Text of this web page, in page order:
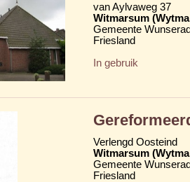
van Aylvaweg 37
Witmarsum
Gemeente
Friesland
In gebruik
Verlengd Oosteind
Witmarsum
Gemeente
Friesland